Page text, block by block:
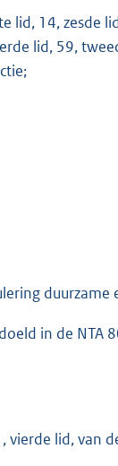
lid, 14, zesde
lid, 59,
duurzame
in de NTA
lid, van